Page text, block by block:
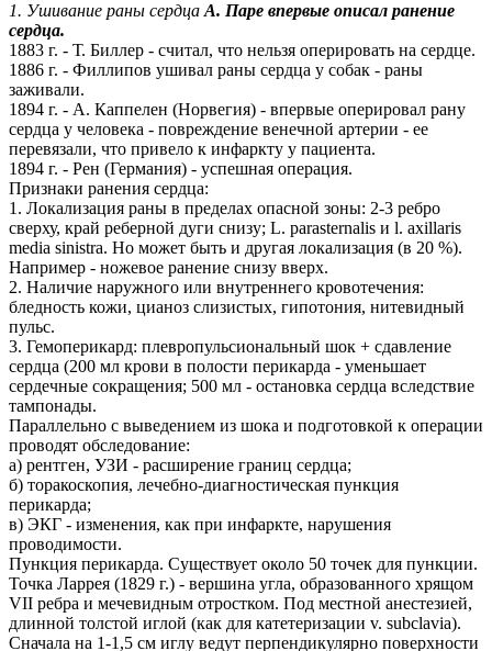
1. Ушивание раны сердца А. Паре впервые описал ранение
сердца.
1883 г. - Т. Биллер - считал, что нельзя оперировать на сердце.
1886 г. - Филлипов ушивал раны сердца у собак - раны
заживали.
1894 г. - А. Каппелен (Норвегия) - впервые оперировал рану
сердца у человека - повреждение венечной артерии - ее
перевязали, что привело к инфаркту у пациента.
1894 г. - Рен (Германия) - успешная операция.
Признаки ранения сердца:
1. Локализация раны в пределах опасной зоны: 2-3 ребро
сверху, край реберной дуги снизу; L. parasternalis и l. axillaris
media sinistra. Но может быть и другая локализация (в 20 %).
Например - ножевое ранение снизу вверх.
2. Наличие наружного или внутреннего кровотечения:
бледность кожи, цианоз слизистых, гипотония, нитевидный
пульс.
3. Гемоперикард: плевропульсиональный шок + сдавление
сердца (200 мл крови в полости перикарда - уменьшает
сердечные сокращения; 500 мл - остановка сердца вследствие
тампонады.
Параллельно с выведением из шока и подготовкой к операции
проводят обследование:
а) рентген, УЗИ - расширение границ сердца;
б) торакоскопия, лечебно-диагностическая пункция
перикарда;
в) ЭКГ - изменения, как при инфаркте, нарушения
проводимости.
Пункция перикарда. Существует около 50 точек для пункции.
Точка Ларрея (1829 г.) - вершина угла, образованного хрящом
VII ребра и мечевидным отростком. Под местной анестезией,
длинной толстой иглой (как для катетеризации v. subclavia).
Сначала на 1-1,5 см иглу ведут перпендикулярно поверхности